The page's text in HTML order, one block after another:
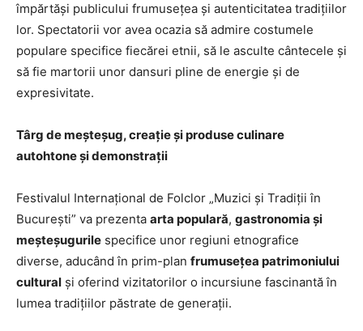
împărtăși publicului frumusețea și autenticitatea tradițiilor
lor. Spectatorii vor avea ocazia să admire costumele
populare specifice fiecărei etnii, să le asculte cântecele și
să fie martorii unor dansuri pline de energie și de
expresivitate.
Târg de meșteșug, creație și produse culinare
autohtone și demonstrații
Festivalul Internațional de Folclor „Muzici și Tradiții în
București” va prezenta arta populară, gastronomia și
meșteșugurile specifice unor regiuni etnografice
diverse, aducând în prim-plan frumusețea patrimoniului
cultural și oferind vizitatorilor o incursiune fascinantă în
lumea tradițiilor păstrate de generații.